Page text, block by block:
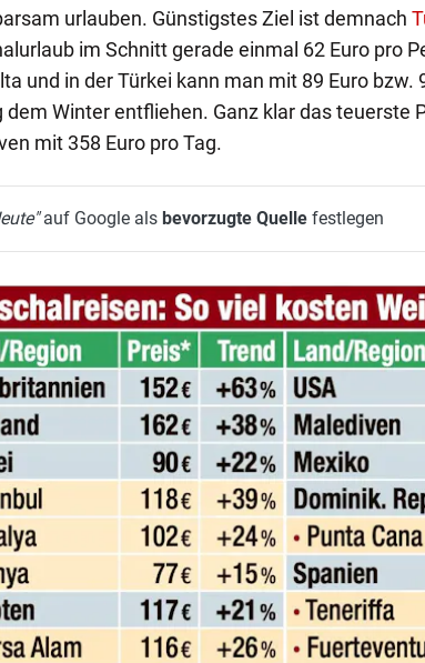
urlauben. Günstigstes Ziel ist demnach
im Schnitt gerade einmal 62 Euro pro
und in der Türkei kann man mit 89 Euro bzw.
dem Winter entfliehen. Ganz klar das teuerste
mit 358 Euro pro Tag.
auf Google als bevorzugte Quellefestlegen